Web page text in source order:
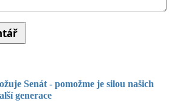
Senát - pomožme je silou našich
generace